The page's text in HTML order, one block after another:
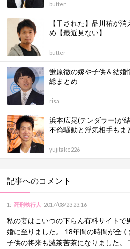
butter
【干された】品川祐が
め【最近見ない】
butter
蛍原徹の嫁や子供＆結
総まとめ
risa
浜本広晃(テンダラー)が
不倫騒動と浮気相手もま
yujitake226
記事へのコメント
1 : 死刑執行人 2017/08/23 23:16
私の妻はこいつの下らん有料サイトで
婚に至りました。 18年間の時間が全
子供の将来も滅茶苦茶になりました。